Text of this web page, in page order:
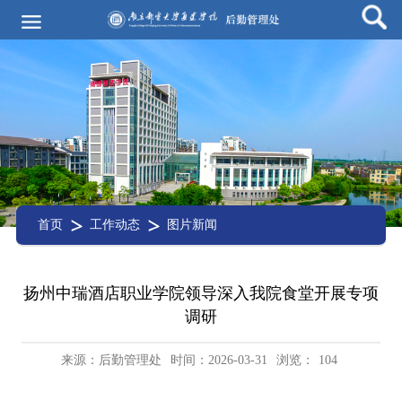
首页 工作动态 图片新闻
扬州中瑞酒店职业学院领导深入我院食堂开展专项
调研
来源：后勤管理处 时间：2026-03-31 浏览： 104